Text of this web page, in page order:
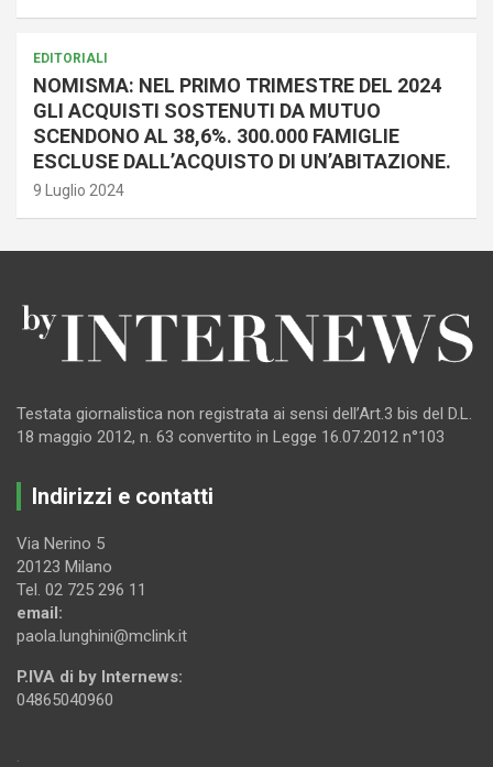
EDITORIALI
NOMISMA: NEL PRIMO TRIMESTRE DEL 2024
GLI ACQUISTI SOSTENUTI DA MUTUO
SCENDONO AL 38,6%. 300.000 FAMIGLIE
ESCLUSE DALL’ACQUISTO DI UN’ABITAZIONE.
9 Luglio 2024
Testata giornalistica non registrata ai sensi dell’Art.3 bis del D.L.
18 maggio 2012, n. 63 convertito in Legge 16.07.2012 n°103
Indirizzi e contatti
Via Nerino 5
20123 Milano
Tel. 02 725 296 11
email:
paola.lunghini@mclink.it
P.IVA di by Internews:
04865040960
.